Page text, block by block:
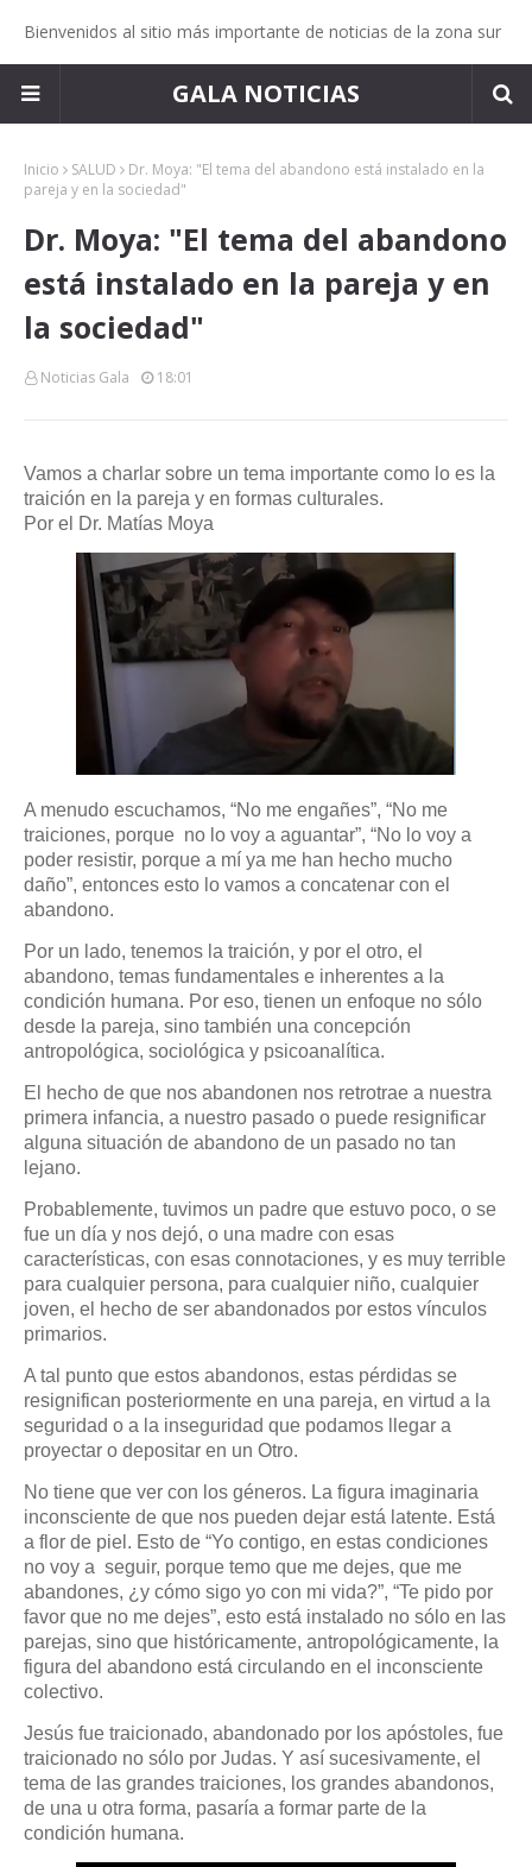
Bienvenidos al sitio más importante de noticias de la zona sur
GALA NOTICIAS
Inicio SALUD
Dr. Moya: "El tema del abandono está instalado en la
pareja y en la sociedad"
Dr. Moya: "El tema del abandono
está instalado en la pareja y en
la sociedad"
Noticias Gala 18:01
Vamos a charlar sobre un tema importante como lo es la
traición en la pareja y en formas culturales.
Por el Dr. Matías Moya
A menudo escuchamos, “No me engañes”, “No me
traiciones, porque no lo voy a aguantar”, “No lo voy a
poder resistir, porque a mí ya me han hecho mucho
daño”, entonces esto lo vamos a concatenar con el
abandono.
Por un lado, tenemos la traición, y por el otro, el
abandono, temas fundamentales e inherentes a la
condición humana. Por eso, tienen un enfoque no sólo
desde la pareja, sino también una concepción
antropológica, sociológica y psicoanalítica.
El hecho de que nos abandonen nos retrotrae a nuestra
primera infancia, a nuestro pasado o puede resignificar
alguna situación de abandono de un pasado no tan
lejano.
Probablemente, tuvimos un padre que estuvo poco, o se
fue un día y nos dejó, o una madre con esas
características, con esas connotaciones, y es muy terrible
para cualquier persona, para cualquier niño, cualquier
joven, el hecho de ser abandonados por estos vínculos
primarios.
A tal punto que estos abandonos, estas pérdidas se
resignifican posteriormente en una pareja, en virtud a la
seguridad o a la inseguridad que podamos llegar a
proyectar o depositar en un Otro.
No tiene que ver con los géneros. La figura imaginaria
inconsciente de que nos pueden dejar está latente. Está
a flor de piel. Esto de “Yo contigo, en estas condiciones
no voy a seguir, porque temo que me dejes, que me
abandones, ¿y cómo sigo yo con mi vida?”, “Te pido por
favor que no me dejes”, esto está instalado no sólo en las
parejas, sino que históricamente, antropológicamente, la
figura del abandono está circulando en el inconsciente
colectivo.
Jesús fue traicionado, abandonado por los apóstoles, fue
traicionado no sólo por Judas. Y así sucesivamente, el
tema de las grandes traiciones, los grandes abandonos,
de una u otra forma, pasaría a formar parte de la
condición humana.